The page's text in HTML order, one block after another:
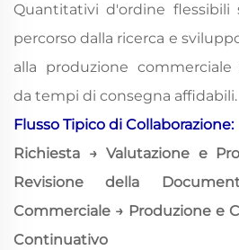
Quantitativi d'ordine
percorso dalla ricerca e
alla produzione
da tempi di consegna affidabili.
Flusso Tipico di Collaborazione:
Richiesta → Valutazione e
Revisione della
Commerciale → Produzione e
Continuativo